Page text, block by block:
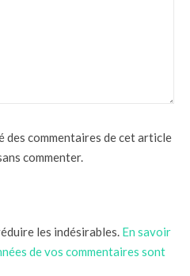
des commentaires de cet article
commenter.
les indésirables. En savoir
de vos commentaires sont